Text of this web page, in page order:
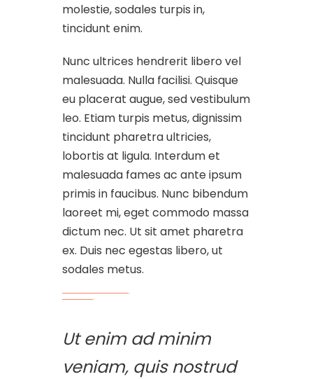
molestie, sodales turpis in,
tincidunt enim.
Nunc ultrices hendrerit libero vel
malesuada. Nulla facilisi. Quisque
eu placerat augue, sed vestibulum
leo. Etiam turpis metus, dignissim
tincidunt pharetra ultricies,
lobortis at ligula. Interdum et
malesuada fames ac ante ipsum
primis in faucibus. Nunc bibendum
laoreet mi, eget commodo massa
dictum nec. Ut sit amet pharetra
ex. Duis nec egestas libero, ut
sodales metus.
Ut enim ad minim
veniam, quis nostrud